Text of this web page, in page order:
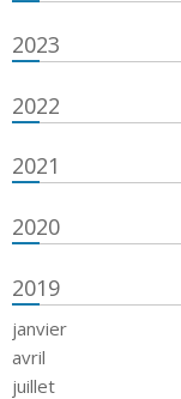
2023
2022
2021
2020
2019
janvier
avril
juillet